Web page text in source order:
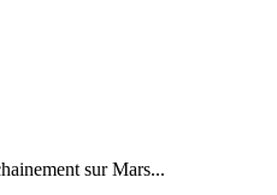
sur Mars...